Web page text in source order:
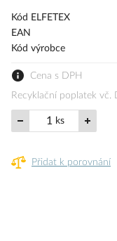
Kód ELFETEX
EAN
Kód výrobce
Cena s DPH
Recyklační poplatek vč.
ks
Přidat k porovnání